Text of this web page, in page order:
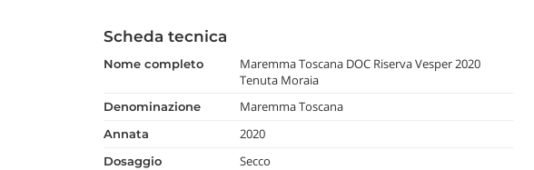
Scheda tecnica
nome completo
Maremma Toscana DOC Riserva Vesper 2020
Tenuta Moraia
denominazione Maremma Toscana
annata 2020
dosaggio Secco